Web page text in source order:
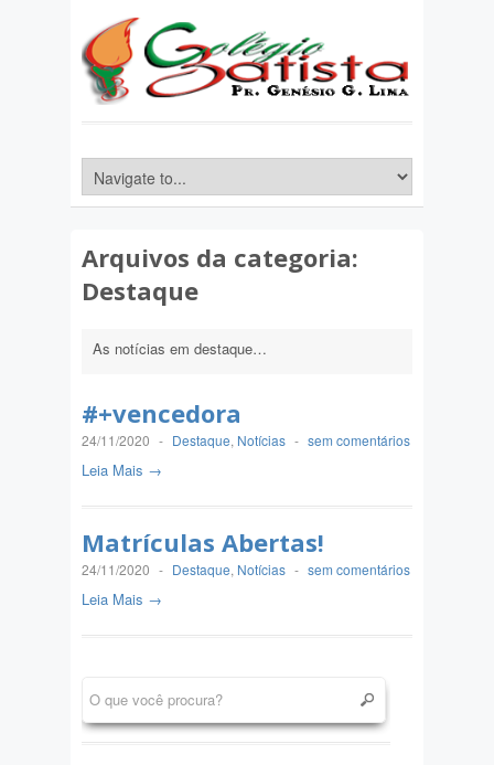
Arquivos da categoria:
Destaque
As notícias em destaque…
#+vencedora
24/11/2020 - Destaque, Notícias - sem comentários
Leia Mais →
Matrículas Abertas!
24/11/2020 - Destaque, Notícias - sem comentários
Leia Mais →